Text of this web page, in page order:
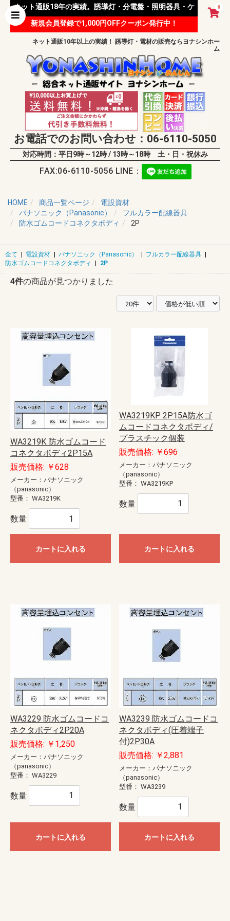
0
ネット通販18年の実績。誘導灯・分電盤・照明器具・ケ
ーブル等 様々な資材を取り扱っています。
新規会員登録で1,000円OFFクーポン発行中！
ネット通販10年以上の実績！ 誘導灯・電材の販売ならヨナシンホー
ム
お電話でのお問い合わせ：06-6110-5050
対応時間：平日9時～12時 / 13時～18時 土・日・祝休み
FAX:06-6110-5056 LINE：
HOME 商品一覧ページ
電設資材
パナソニック（Panasonic）
フルカラー配線器具
防水ゴムコードコネクタボディ
2P
全て | 電設資材 | パナソニック（Panasonic） | フルカラー配線器具 |
防水ゴムコードコネクタボディ
| 2P
4件の商品が見つかりました
WA3219K 防水ゴムコード
コネクタボディ2P15A
販売価格: ￥628
メーカー：パナソニック
（panasonic）
型番： WA3219K
数量
カートに入れる
WA3219KP 2P15A防水ゴ
ムコードコネクタボディ/
プラスチック個装
販売価格: ￥696
メーカー：パナソニック
（panasonic）
型番： WA3219KP
数量
カートに入れる
WA3229 防水ゴムコードコ
ネクタボディ2P20A
販売価格: ￥1,250
メーカー：パナソニック
（panasonic）
型番： WA3229
数量
カートに入れる
WA3239 防水ゴムコードコ
ネクタボディ(圧着端子
付)2P30A
販売価格: ￥2,881
メーカー：パナソニック
（panasonic）
型番： WA3239
数量
カートに入れる